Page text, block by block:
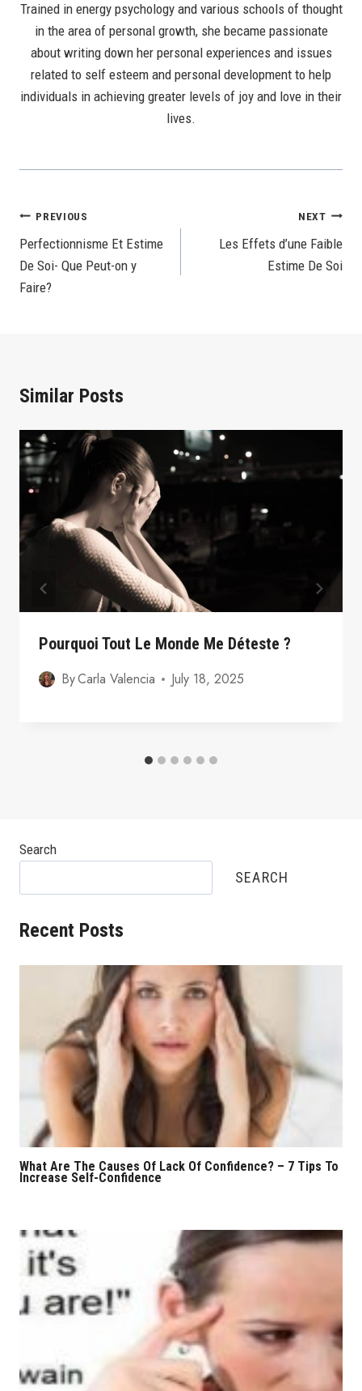
Trained in energy psychology and various schools of thought
in the area of personal growth, she became passionate
about writing down her personal experiences and issues
related to self esteem and personal development to help
individuals in achieving greater levels of joy and love in their
lives.
Post
Navigation
PREVIOUS
Perfectionnisme Et Estime
De Soi- Que Peut-on y
Faire?
NEXT
Les Effets d’une Faible
Estime De Soi
Similar Posts
Pourquoi Tout Le Monde Me Déteste ?
ByCarla Valencia July 18, 2025
Search
SEARCH
Recent Posts
What Are The Causes Of Lack Of Confidence? – 7 Tips To
Increase Self-Confidence